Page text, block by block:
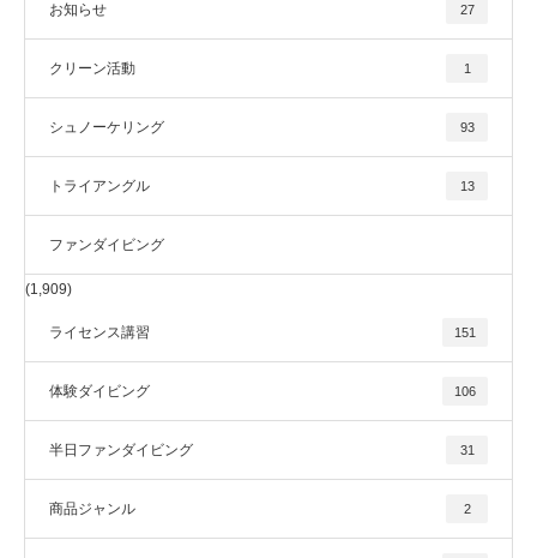
お知らせ 27
クリーン活動 1
シュノーケリング 93
トライアングル 13
ファンダイビング
(1,909)
ライセンス講習 151
体験ダイビング 106
半日ファンダイビング 31
商品ジャンル 2